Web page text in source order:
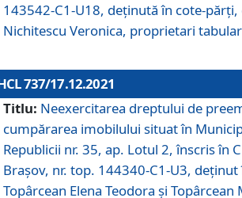
143542-C1-U18, deținută în cote-părți,
Nichitescu Veronica, proprietari
737/17.12.2021
Titlu: Neexercitarea dreptului de
cumpărarea imobilului situat în
Republicii nr. 35, ap. Lotul 2, înscris în
Brașov, nr. top. 144340-C1-U3,
Topârcean Elena Teodora și Topârcean